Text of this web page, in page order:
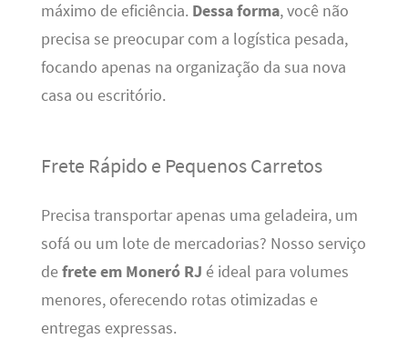
máximo de eficiência. Dessa forma, você não
precisa se preocupar com a logística pesada,
focando apenas na organização da sua nova
casa ou escritório.
Frete Rápido e Pequenos Carretos
Precisa transportar apenas uma geladeira, um
sofá ou um lote de mercadorias? Nosso serviço
defrete em Moneró RJ é ideal para volumes
menores, oferecendo rotas otimizadas e
entregas expressas.